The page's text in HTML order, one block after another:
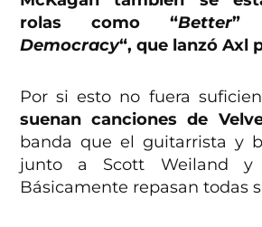
rolas como “Better”
Democracy“, que lanzó Axl
Por si esto no fuera
suenan canciones de
banda que el guitarrista y
junto a Scott Weiland y
Básicamente repasan todas